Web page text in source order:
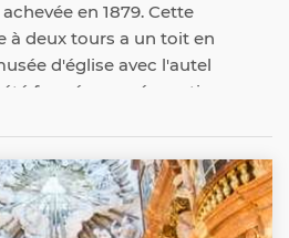
en 1879. Cette
deux tours a un toit en
d'église avec l'autel
fermé pour rénovation. en